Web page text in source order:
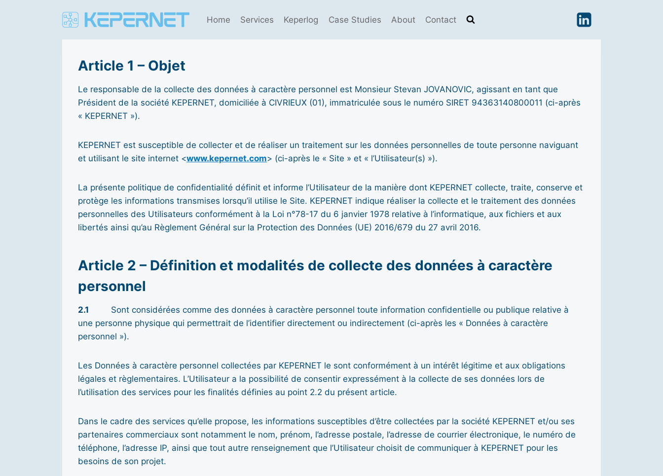
Home Services Keperlog Case Studies About Contact
Article 1 – Objet
Le responsable de la collecte des données à caractère personnel est Monsieur Stevan JOVANOVIC, agissant en tant que
Président de la société KEPERNET, domiciliée à CIVRIEUX (01), immatriculée sous le numéro SIRET 94363140800011 (ci-après
« KEPERNET »).
KEPERNET est susceptible de collecter et de réaliser un traitement sur les données personnelles de toute personne naviguant
et utilisant le site internet <www.kepernet.com> (ci-après le « Site » et « l’Utilisateur(s) »).
La présente politique de confidentialité définit et informe l’Utilisateur de la manière dont KEPERNET collecte, traite, conserve et
protège les informations transmises lorsqu’il utilise le Site. KEPERNET indique réaliser la collecte et le traitement des données
personnelles des Utilisateurs conformément à la Loi n°78-17 du 6 janvier 1978 relative à l’informatique, aux fichiers et aux
libertés ainsi qu’au Règlement Général sur la Protection des Données (UE) 2016/679 du 27 avril 2016.
Article 2 – Définition et modalités de collecte des données à caractère
personnel
2.1 Sont considérées comme des données à caractère personnel toute information confidentielle ou publique relative à
une personne physique qui permettrait de l’identifier directement ou indirectement (ci-après les « Données à caractère
personnel »).
Les Données à caractère personnel collectées par KEPERNET le sont conformément à un intérêt légitime et aux obligations
légales et règlementaires. L’Utilisateur a la possibilité de consentir expressément à la collecte de ses données lors de
l’utilisation des services pour les finalités définies au point 2.2 du présent article.
Dans le cadre des services qu’elle propose, les informations susceptibles d’être collectées par la société KEPERNET et/ou ses
partenaires commerciaux sont notamment le nom, prénom, l’adresse postale, l’adresse de courrier électronique, le numéro de
téléphone, l’adresse IP, ainsi que tout autre renseignement que l’Utilisateur choisit de communiquer à KEPERNET pour les
besoins de son projet.